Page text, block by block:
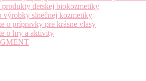
detskej biokozmetiky
výrobky slnečnej kozmetiky
o prípravky pre krásne vlasy
o hry a aktivity